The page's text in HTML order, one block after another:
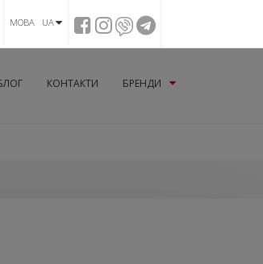
МОВА UA
КОНТАКТИ БРЕНДИ